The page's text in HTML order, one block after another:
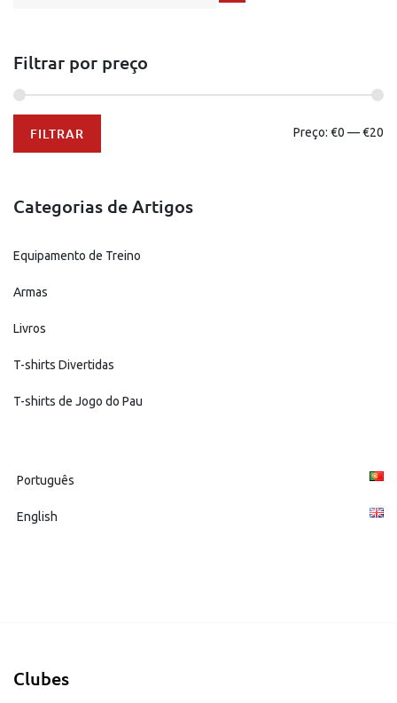
on
Filtrar por preço
mínimo
máximo
FILTRAR Preço: €0 —€20
Categorias de Artigos
Equipamento de Treino
Armas
Livros
T-shirts Divertidas
T-shirts de Jogo do Pau
Português
English
Clubes